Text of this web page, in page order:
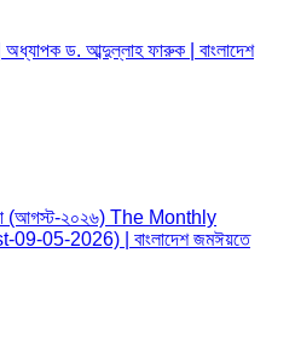
ড. আব্দুল্লাহ ফারুক | বাংলাদেশ
(আগস্ট-২০২৬) The Monthly
05-2026) | বাংলাদেশ জমঈয়তে